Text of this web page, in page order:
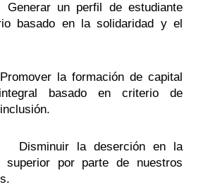
un perfil de estudiante
basado en la solidaridad y el
la formación de capital
basado en criterio de
la deserción en la
superior por parte de nuestros